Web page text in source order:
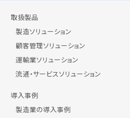
取扱製品
製造ソリューション
顧客管理ソリューション
運輸業ソリューション
流通・サービスソリューション
導入事例
製造業の導入事例